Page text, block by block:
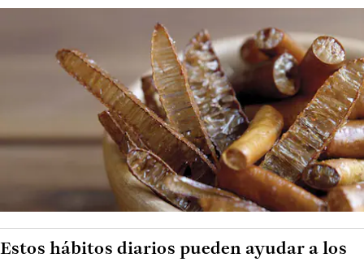
Estos hábitos diarios pueden ayudar a los